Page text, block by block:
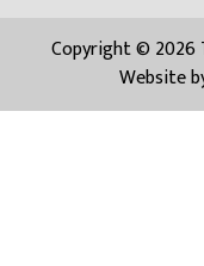
Copyright © 2026
Website